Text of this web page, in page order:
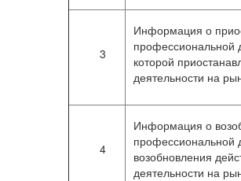
3
Информация о
профессиональной
которой
деятельности на
4
Информация о
профессиональной
возобновления
деятельности на